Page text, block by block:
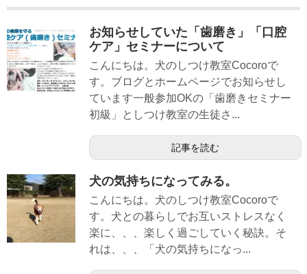
お知らせしていた「歯磨き」「口腔
ケア」セミナーについて
こんにちは。犬のしつけ教室Cocoroで
す。ブログとホームページでお知らせし
ています一般参加OKの「歯磨きセミナー
初級」としつけ教室の生徒さ...
記事を読む
犬の気持ちになってみる。
こんにちは。犬のしつけ教室Cocoroで
す。犬との暮らしでお互いストレスなく
楽に、、、楽しく過ごしていく秘訣。そ
れは、、、「犬の気持ちになっ...